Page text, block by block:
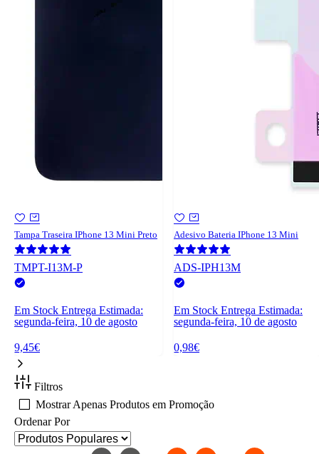
Tampa Traseira IPhone 13 Mini Preto
TMPT-I13M-P
Em Stock Entrega Estimada:
segunda-feira, 10 de agosto
9,45€
Adesivo Bateria IPhone 13 Mini
ADS-IPH13M
Em Stock Entrega Estimada:
segunda-feira, 10 de agosto
0,98€
Filtros
Mostrar Apenas Produtos em Promoção
Ordenar Por